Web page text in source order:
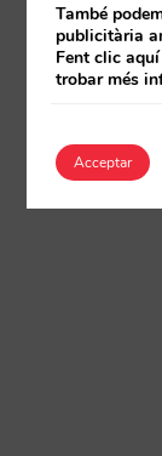
També
publicitària
Fent clic
trobar més
Acceptar